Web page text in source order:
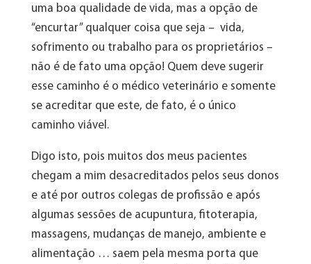
uma boa qualidade de vida, mas a opção de
“encurtar” qualquer coisa que seja – vida,
sofrimento ou trabalho para os proprietários –
não é de fato uma opção! Quem deve sugerir
esse caminho é o médico veterinário e somente
se acreditar que este, de fato, é o único
caminho viável.
Digo isto, pois muitos dos meus pacientes
chegam a mim desacreditados pelos seus donos
e até por outros colegas de profissão e após
algumas sessões de acupuntura, fitoterapia,
massagens, mudanças de manejo, ambiente e
alimentação … saem pela mesma porta que